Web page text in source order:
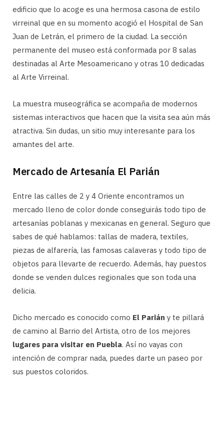
edificio que lo acoge es una hermosa casona de estilo
virreinal que en su momento acogió el Hospital de San
Juan de Letrán, el primero de la ciudad. La sección
permanente del museo está conformada por 8 salas
destinadas al Arte Mesoamericano y otras 10 dedicadas
al Arte Virreinal.
La muestra museográfica se acompaña de modernos
sistemas interactivos que hacen que la visita sea aún más
atractiva. Sin dudas, un sitio muy interesante para los
amantes del arte.
Mercado de Artesanía El Parián
Entre las calles de 2 y 4 Oriente encontramos un
mercado lleno de color donde conseguirás todo tipo de
artesanías poblanas y mexicanas en general. Seguro que
sabes de qué hablamos: tallas de madera, textiles,
piezas de alfarería, las famosas calaveras y todo tipo de
objetos para llevarte de recuerdo. Además, hay puestos
donde se venden dulces regionales que son toda una
delicia.
Dicho mercado es conocido como El Parián y te pillará
de camino al Barrio del Artista, otro de los mejores
lugares para visitar en Puebla. Así no vayas con
intención de comprar nada, puedes darte un paseo por
sus puestos coloridos.